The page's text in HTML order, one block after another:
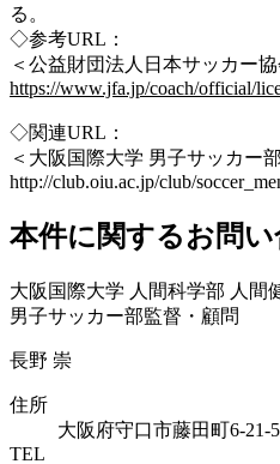
る。
◇参考URL：
＜公益財団法人日本サッカー協
https://www.jfa.jp/coach/official/
◇関連URL：
＜大阪国際大学 男子サッカー
http://club.oiu.ac.jp/club/
本件に関するお問
大阪国際大学 人間科学部 人間
男子サッカー部監督・顧問
長野 崇
住所
大阪府守口市藤田町6-21-
TEL